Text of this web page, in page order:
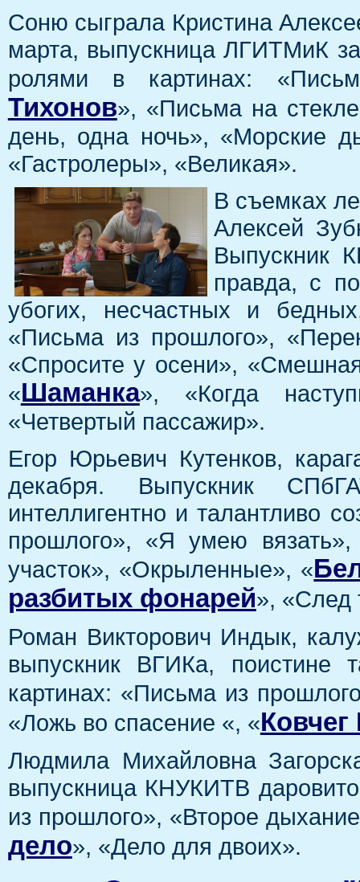
Соню сыграла Кристина
марта, выпускница ЛГИТМиК
ролями в картинах:
Тихонов», «Письма на
день, одна ночь», «Морские
«Гастролеры», «Великая».
В съемках
Алексей
Выпускник
правда, с
убогих, несчастных и
«Письма из прошлого»,
«Спросите у осени»,
«Шаманка», «Когда
«Четвертый пассажир».
Егор Юрьевич Кутенков,
декабря. Выпускник
интеллигентно и талантливо
прошлого», «Я умею
участок», «Окрыленные», «
разбитых фонарей», «След
Роман Викторович Индык,
выпускник ВГИКа, поистине
картинах: «Письма из
«Ложь во спасение «, «Ковчег
Людмила Михайловна
выпускница КНУКИТВ
из прошлого», «Второе
дело», «Дело для двоих».